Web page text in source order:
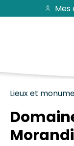
Aide et accessibilité
Passer au menu
Passer au contenu
Mes
Lieux et